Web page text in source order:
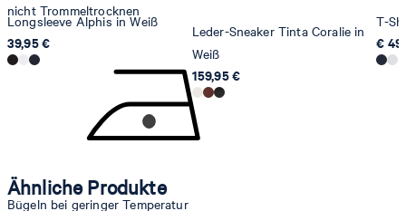
nicht Trommeltrocknen
Bügeln bei geringer Temperatur
Longsleeve Alphis in Weiß
39,95 €
Leder-Sneaker Tinta Coralie in
Weiß
159,95 €
T-
€
Ähnliche Produkte